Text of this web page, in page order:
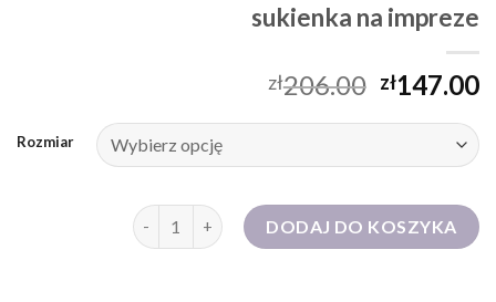
sukienka na impreze
zł206.00 zł147.00
Rozmiar
ilość sukienka na imprezeDODAJ DO KOSZYKA